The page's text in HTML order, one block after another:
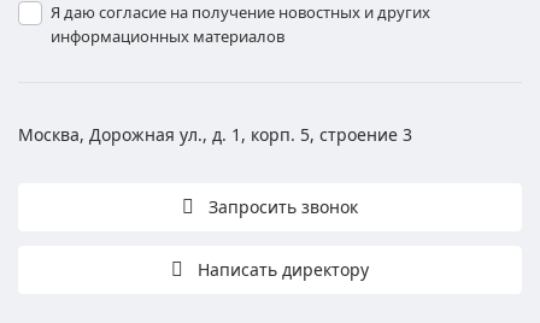
Я даю согласие на получение новостных и других
информационных материалов
Москва, Дорожная ул., д. 1, корп. 5, строение 3
Запросить звонок
Написать директору